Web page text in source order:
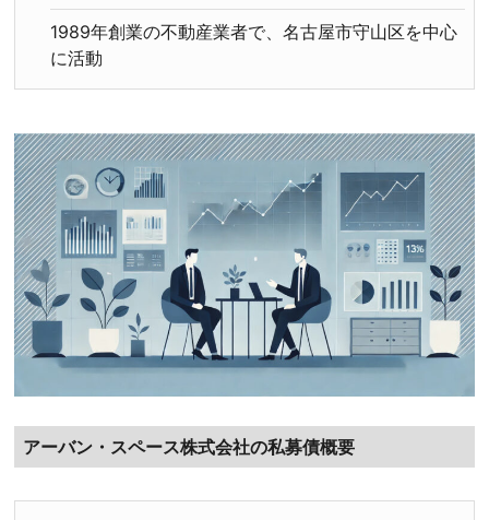
1989年創業の不動産業者で、名古屋市守山区を中心
に活動
アーバン・スペース株式会社の私募債概要